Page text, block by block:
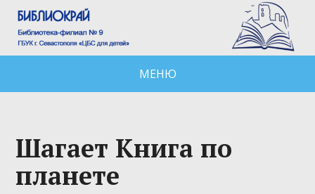
МЕНЮ
Шагает Книга по
планете